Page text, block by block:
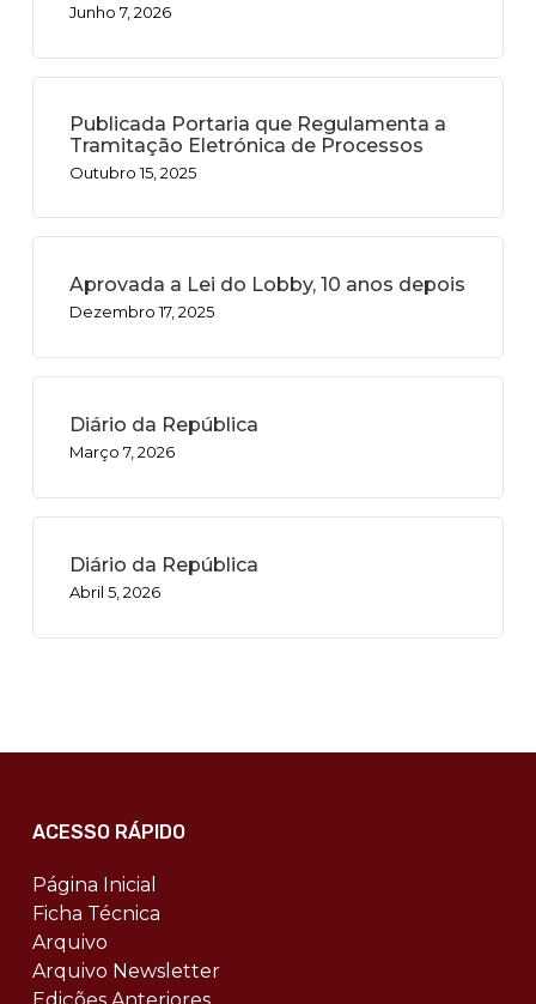
Junho 7, 2026
Publicada Portaria que Regulamenta a
Tramitação Eletrónica de Processos
Outubro 15, 2025
Aprovada a Lei do Lobby, 10 anos depois
Dezembro 17, 2025
Diário da República
Março 7, 2026
Diário da República
Abril 5, 2026
ACESSO RÁPIDO
Página Inicial
Ficha Técnica
Arquivo
Arquivo Newsletter